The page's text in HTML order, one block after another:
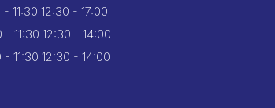
11:30 12:30 - 17:00
- 11:30 12:30 - 14:00
11:30 12:30 - 14:00